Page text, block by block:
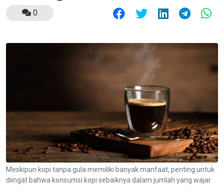
0
Meskipun kopi tanpa gula memiliki banyak manfaat, penting untuk
diingat bahwa konsumsi kopi sebaiknya dalam jumlah yang wajar.